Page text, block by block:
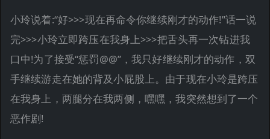
小玲说着:“好>>>现在再命令你继续刚才的动作!”话一说
完>>>小玲立即跨压在我身上>>>把舌头再一次钻进我
口中!为了接受“惩罚@@”，我只好继续刚才的动作，双
手继续游走在她的背及小屁股上。由于现在小玲是跨压
在我身上，两腿分在我两侧，嘿嘿，我突然想到了一个
恶作剧!